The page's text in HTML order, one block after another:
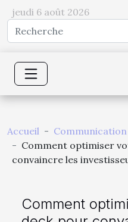
jeudi 6 août 2026
Accueil
Communication
Comment optimiser
convaincre les
Comment